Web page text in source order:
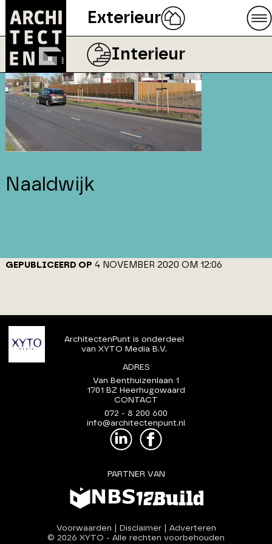
Exterieur
Interieur
Naaldwijk
GEPUBLICEERD OP 4 NOVEMBER 2020 OM 12:06
ArchitectenPunt is onderdeel
van XYTO Media B.V.
ADRES
Van Benthuizenlaan 1
1701 BZ Heerhugowaard
CONTACT
072 - 8 200 600
info@architectenpunt.nl
PARTNER VAN
Voorwaarden Disclaimer| Adverteren
© 2026 XYTO - Alle rechten voorbehouden